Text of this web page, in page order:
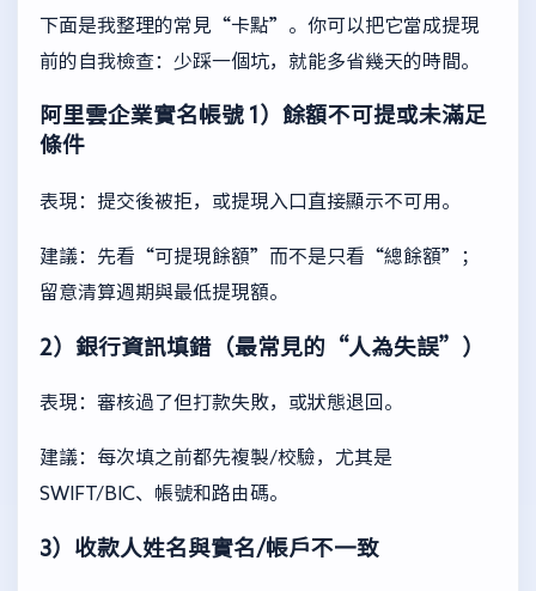
下面是我整理的常見“卡點”。你可以把它當成提現
前的自我檢查：少踩一個坑，就能多省幾天的時間。
阿里雲企業實名帳號 1）餘額不可提或未滿足
條件
表現：提交後被拒，或提現入口直接顯示不可用。
建議：先看“可提現餘額”而不是只看“總餘額”；
留意清算週期與最低提現額。
2）銀行資訊填錯（最常見的“人為失誤”）
表現：審核過了但打款失敗，或狀態退回。
建議：每次填之前都先複製/校驗，尤其是
SWIFT/BIC、帳號和路由碼。
3）收款人姓名與實名/帳戶不一致